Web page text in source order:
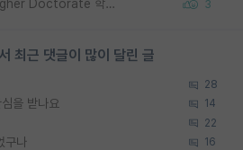
우리나라도 학구 열풍보면 Higher Doctorate 학위가 필요하다고 봅니다. 3
최근 댓글이 많이 달린 글
28
을 받나요 14
22
구나 16